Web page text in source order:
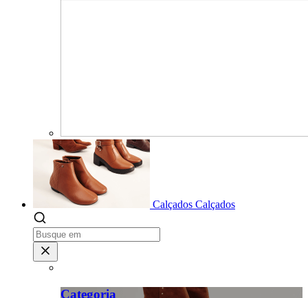
Calçados Calçados
Categoria